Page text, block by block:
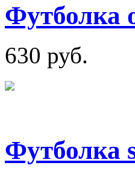
Футболка
630 руб.
Футболка